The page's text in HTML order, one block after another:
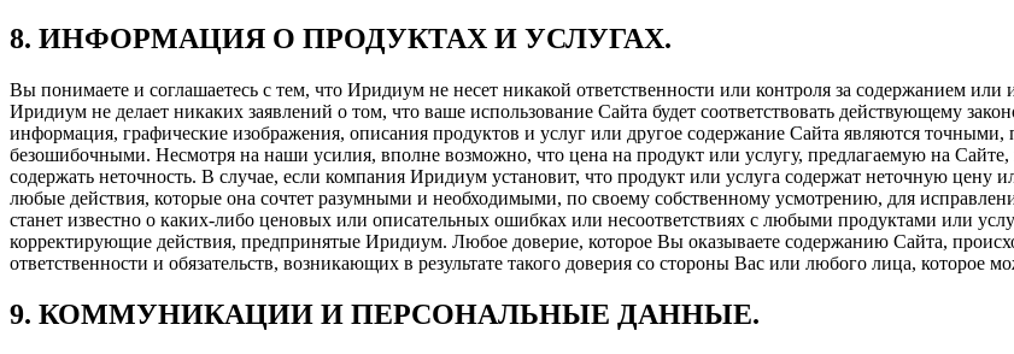
8. ИНФОРМАЦИЯ О ПРОДУКТАХ И УСЛУГАХ.
Вы понимаете и соглашаетесь с тем, что Иридиум не несет никакой ответственности или контроля за содержанием
Иридиум не делает никаких заявлений о том, что ваше использование Сайта будет соответствовать действующему
информация, графические изображения, описания продуктов и услуг или другое содержание Сайта являются
безошибочными. Несмотря на наши усилия, вполне возможно, что цена на продукт или услугу, предлагаемую на
содержать неточность. В случае, если компания Иридиум установит, что продукт или услуга содержат неточную цену
любые действия, которые она сочтет разумными и необходимыми, по своему собственному усмотрению, для
станет известно о каких-либо ценовых или описательных ошибках или несоответствиях с любыми продуктами или
корректирующие действия, предпринятые Иридиум. Любое доверие, которое Вы оказываете содержанию Сайта,
ответственности и обязательств, возникающих в результате такого доверия со стороны Вас или любого лица,
9. КОММУНИКАЦИИ И ПЕРСОНАЛЬНЫЕ ДАННЫЕ.